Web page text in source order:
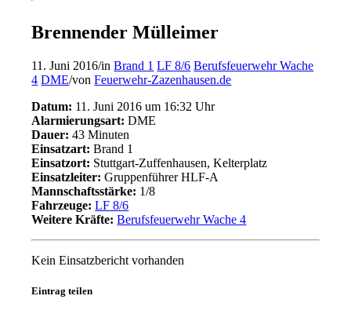
Brennender Mülleimer
11. Juni 2016/inBrand 1 LF 8/6 Berufsfeuerwehr Wache
4 DME/vonFeuerwehr-Zazenhausen.de
Datum: 11. Juni 2016 um 16:32 Uhr
Alarmierungsart: DME
Dauer: 43 Minuten
Einsatzart: Brand 1
Einsatzort: Stuttgart-Zuffenhausen, Kelterplatz
Einsatzleiter: Gruppenführer HLF-A
Mannschaftsstärke: 1/8
Fahrzeuge: LF 8/6
Weitere Kräfte: Berufsfeuerwehr Wache 4
Kein Einsatzbericht vorhanden
Eintrag teilen